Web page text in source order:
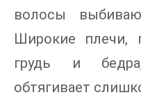
волосы
Широкие плечи,
грудь и
обтягивает